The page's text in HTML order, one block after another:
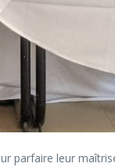
parfaire leur